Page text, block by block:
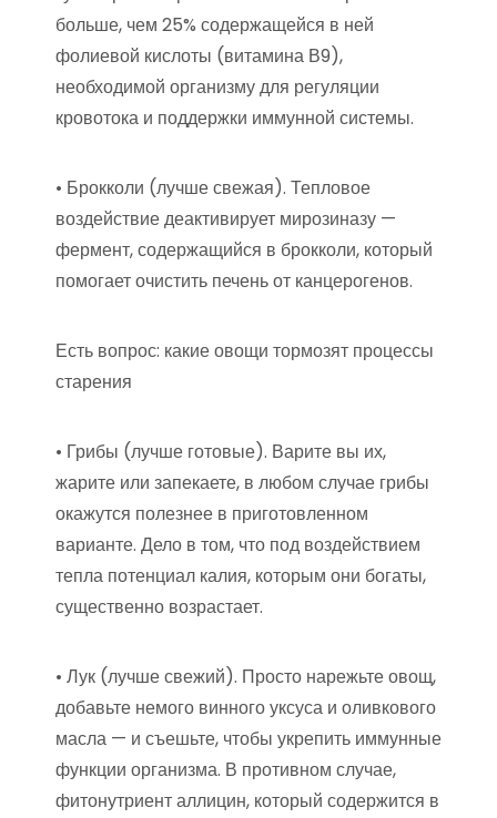
больше, чем 25% содержащейся в ней
фолиевой кислоты (витамина В9),
необходимой организму для регуляции
кровотока и поддержки иммунной системы.
• Брокколи (лучше свежая). Тепловое
воздействие деактивирует мирозиназу —
фермент, содержащийся в брокколи, который
помогает очистить печень от канцерогенов.
Есть вопрос: какие овощи тормозят процессы
старения
• Грибы (лучше готовые). Варите вы их,
жарите или запекаете, в любом случае грибы
окажутся полезнее в приготовленном
варианте. Дело в том, что под воздействием
тепла потенциал калия, которым они богаты,
существенно возрастает.
• Лук (лучше свежий). Просто нарежьте овощ,
добавьте немого винного уксуса и оливкового
масла — и съешьте, чтобы укрепить иммунные
функции организма. В противном случае,
фитонутриент аллицин, который содержится в